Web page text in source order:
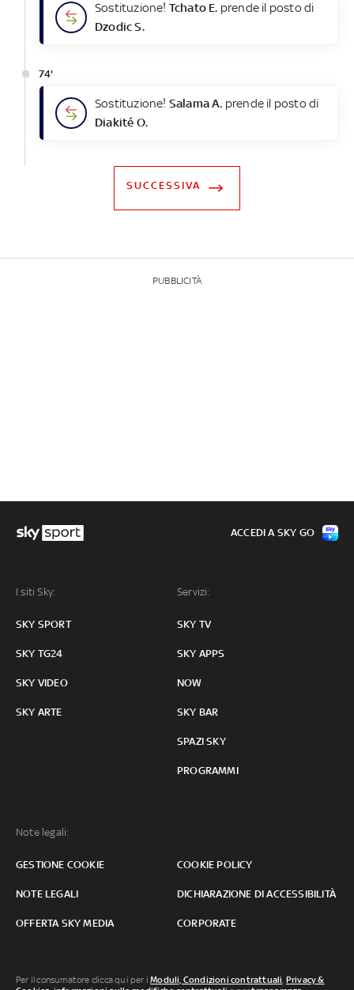
Sostituzione! Tchato E. prende il posto di
Dzodic S.
74'
Sostituzione! Salama A. prende il posto di
Diakité O.
SUCCESSIVA
PUBBLICITÀ
I siti Sky:
SKY SPORT
SKY TG24
SKY VIDEO
SKY ARTE
Servizi:
SKY TV
SKY APPS
NOW
SKY BAR
SPAZI SKY
PROGRAMMI
Note legali:
GESTIONE COOKIE COOKIE POLICY
NOTE LEGALI DICHIARAZIONE DI ACCESSIBILITÀ
OFFERTA SKY MEDIA CORPORATE
ACCEDI A SKY GO
Per il consumatore clicca qui per iModuli, Condizioni contrattuali, Privacy &